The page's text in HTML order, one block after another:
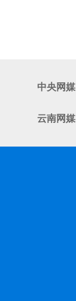
中央网媒
云南网媒